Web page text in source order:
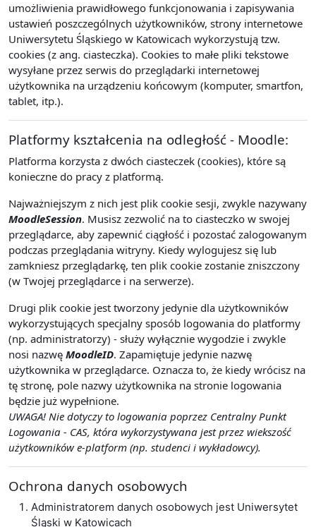
umożliwienia prawidłowego funkcjonowania i zapisywania
ustawień poszczególnych użytkowników, strony internetowe
Uniwersytetu Śląskiego w Katowicach wykorzystują tzw.
cookies (z ang. ciasteczka). Cookies to małe pliki tekstowe
wysyłane przez serwis do przeglądarki internetowej
użytkownika na urządzeniu końcowym (komputer, smartfon,
tablet, itp.).
Platformy kształcenia na odległość - Moodle:
Platforma korzysta z dwóch ciasteczek (cookies), które są
konieczne do pracy z platformą.
Najważniejszym z nich jest plik cookie sesji, zwykle nazywany
MoodleSession. Musisz zezwolić na to ciasteczko w swojej
przeglądarce, aby zapewnić ciągłość i pozostać zalogowanym
podczas przeglądania witryny. Kiedy wylogujesz się lub
zamkniesz przeglądarkę, ten plik cookie zostanie zniszczony
(w Twojej przeglądarce i na serwerze).
Drugi plik cookie jest tworzony jedynie dla użytkowników
wykorzystujących specjalny sposób logowania do platformy
(np. administratorzy) - służy wyłącznie wygodzie i zwykle
nosi nazwę MoodleID. Zapamiętuje jedynie nazwę
użytkownika w przeglądarce. Oznacza to, że kiedy wrócisz na
tę stronę, pole nazwy użytkownika na stronie logowania
będzie już wypełnione.
UWAGA! Nie dotyczy to logowania poprzez Centralny Punkt
Logowania - CAS, która wykorzystywana jest przez wiekszość
użytkowników e-platform (np. studenci i wykładowcy).
Ochrona danych osobowych
Administratorem danych osobowych jest Uniwersytet
Śląski w Katowicach